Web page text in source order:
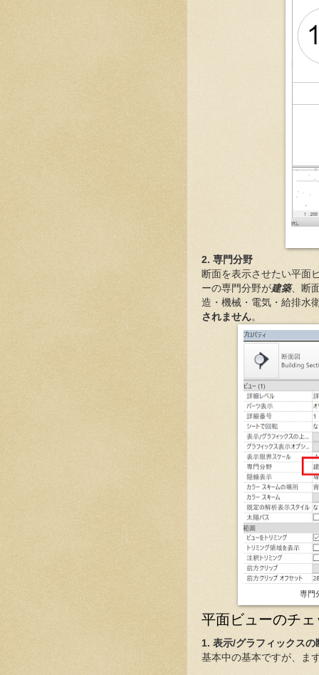
2. 専門分野
断面を表示させたい平面
ーの専門分野が建築、断
造・機械・電気・給排水
されません。
専門
平面ビューのチ
1. 表示/グラフィックスの
基本中の基本ですが、ま